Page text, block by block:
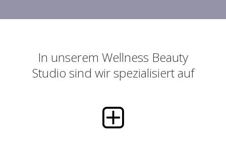
In unserem Wellness Beauty
Studio sind wir spezialisiert auf